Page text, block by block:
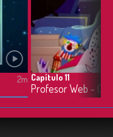
2m Capítulo 11
Profesor Web -